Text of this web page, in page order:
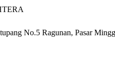
No.5 Ragunan, Pasar